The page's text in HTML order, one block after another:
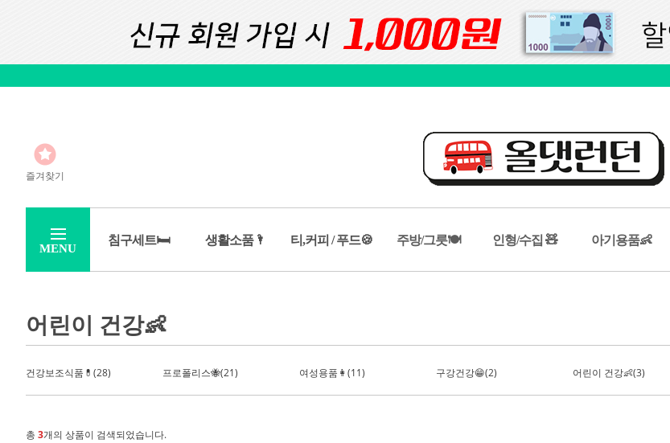
즐겨찾기
MENU
침구세트🛏️ 생활소품🌂 티,커피 / 푸드🍪 주방/그릇🍽️ 인형/수집 🧸 아기용품👶
어린이 건강👶
건강보조식품💊(28) 프로폴리스🐝(21) 여성용품👩(11) 구강건강😁(2) 어린이 건강👶(3)
총 3개의 상품이 검색되었습니다.